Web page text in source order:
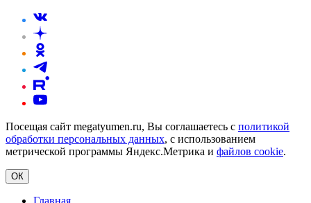
Посещая сайт megatyumen.ru, Вы соглашаетесь с политикой
обработки персональных данных, с использованием
метрической программы Яндекс.Метрика и файлов cookie.
ОК